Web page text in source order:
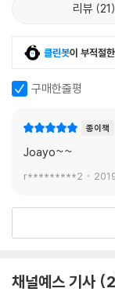
건축주인 자신의 말
(135~140쪽), 난폭
쪽), 잘못은 남자가
에는 부부가 직접 겪은
억압하고 착취해도 되
차별받는 관행은 이처
에 가는 여자가 도망
취급을 했다며 기분
“이런 사회에선 너도
평등하게 안전하게 살
부부 불평등과 가족 불
리뷰 21
클린봇이 부적절
구매한줄평
종이책
Joayo~~
r*********2
채널예스 기사 2